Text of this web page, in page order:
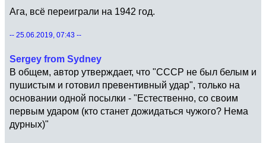
Ага, всё переиграли на 1942 год.
-- 25.06.2019, 07:43 --
Sergey from Sydney
В общем, автор утверждает, что "СССР не был белым и
пушистым и готовил превентивный удар", только на
основании одной посылки - "Естественно, со своим
первым ударом (кто станет дожидаться чужого? Нема
дурных)"